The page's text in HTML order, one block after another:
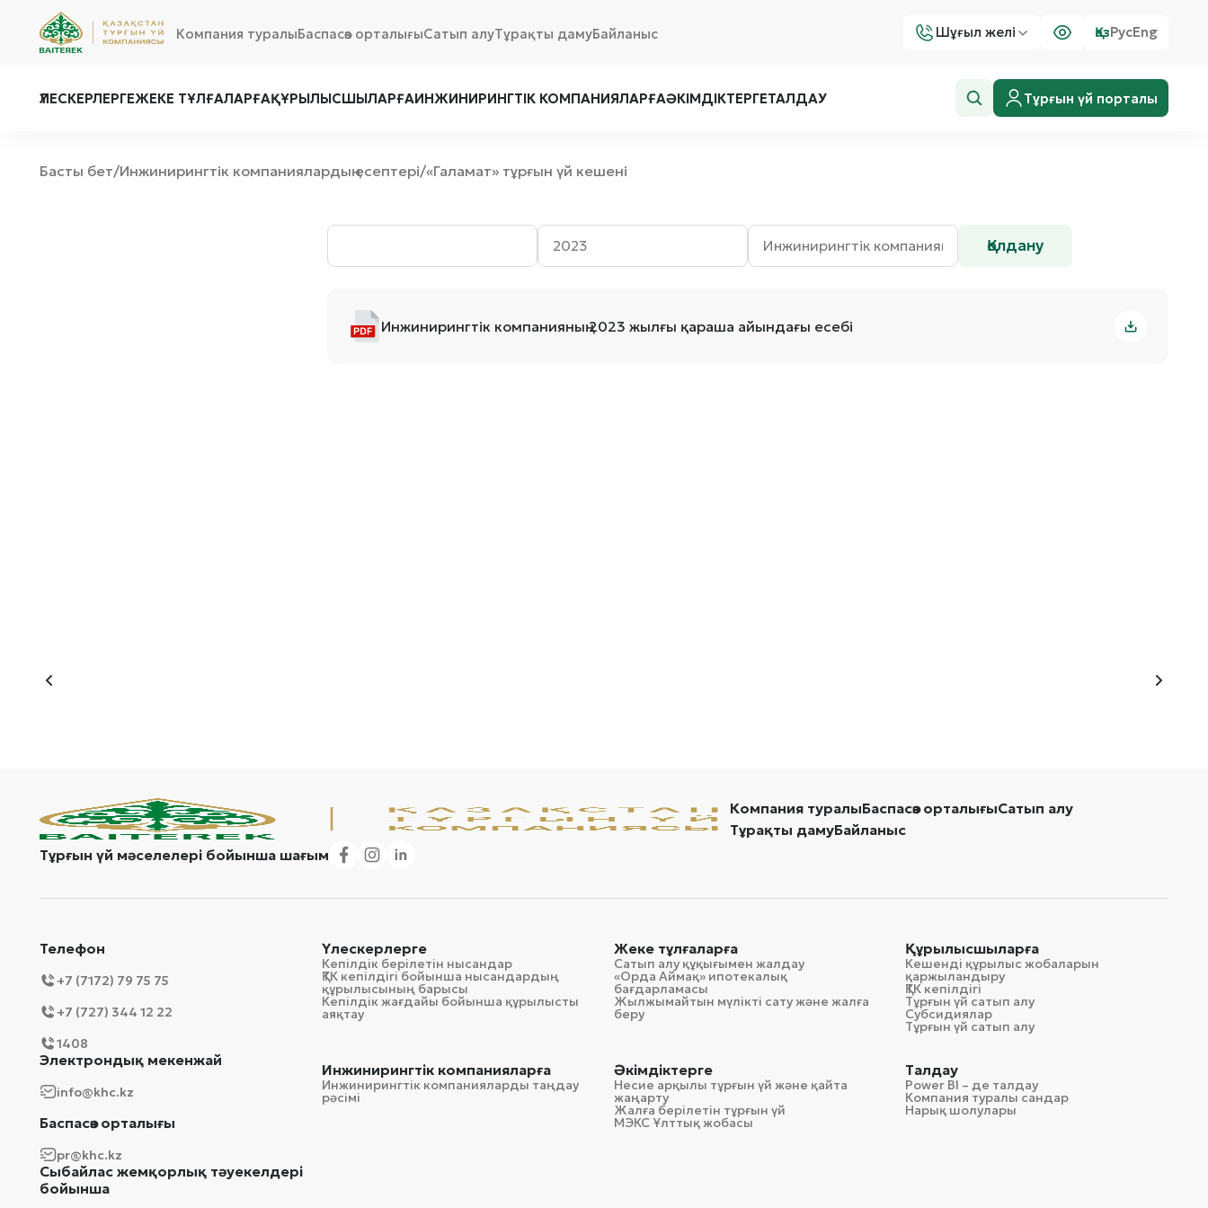
Компания туралыБаспасөз орталығыСатып алуТұрақты дамуБайланыс Шұғыл желі ҚазРусEng
ҮЛЕСКЕРЛЕРГЕЖЕКЕ ТҰЛҒАЛАРҒАҚҰРЫЛЫСШЫЛАРҒАИНЖИНИРИНГТІК КОМПАНИЯЛАРҒАӘКІМДІКТЕРГЕТАЛДАУ Тұрғын үй порталы
Басты бет/Инжинирингтік компаниялардың есептері/«Галамат» тұрғын үй кешені
Қолдану
Инжинирингтік компанияның 2023 жылғы қараша айындағы есебі
Компания туралыБаспасөз орталығыСатып алу
Тұрақты дамуБайланыс
Тұрғын үй мәселелері бойынша шағым
Телефон
+7 (7172) 79 75 75
+7 (727) 344 12 22
1408
Электрондық мекенжай
info@khc.kz
Баспасөз орталығы
pr@khc.kz
Сыбайлас жемқорлық тәуекелдері
бойынша
Үлескерлерге
Кепілдік берілетін нысандар
ҚТК кепілдігі бойынша нысандардың
құрылысының барысы
Кепілдік жағдайы бойынша құрылысты
аяқтау
Жеке тұлғаларға
Сатып алу құқығымен жалдау
«Орда Аймақ» ипотекалық
бағдарламасы
Жылжымайтын мүлікті сату және жалға
беру
Құрылысшыларға
Кешенді құрылыс жобаларын
қаржыландыру
ҚТК кепілдігі
Тұрғын үй сатып алу
Субсидиялар
Тұрғын үй сатып алу
Инжинирингтік компанияларға
Инжинирингтік компанияларды таңдау
рәсімі
Әкімдіктерге
Несие арқылы тұрғын үй және қайта
жаңарту
Жалға берілетін тұрғын үй
МЭКС Ұлттық жобасы
Талдау
Power BI – де талдау
Компания туралы сандар
Нарық шолулары